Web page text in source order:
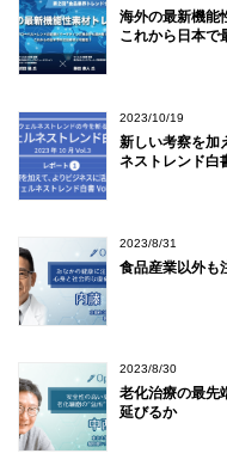
海外の最新機能
これから日本で
2023/10/19
新しい考察を加
ネストレンド白
2023/8/31
食品産業以外も
2023/8/30
老化治療の最先
延びるか